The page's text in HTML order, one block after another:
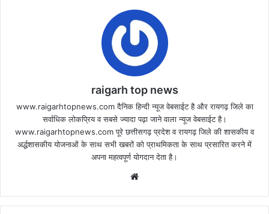
raigarh top news
www.raigarhtopnews.com दैनिक हिन्दी न्यूज वेबसाईट है और रायगढ़ जिले का
सर्वाधिक लोकप्रिय व सबसे ज्यादा पढ़ा जाने वाला न्यूज वेबसाईट है।
www.raigarhtopnews.com पूरे छत्तीसगढ़ प्रदेश व रायगढ़ जिले की शासकीय व
अर्द्धशासकीय योजनाओं के साथ सभी खबरों को प्राथमिकता के साथ प्रसारित करने में
अपना महत्वपूर्ण योगदान देता है।